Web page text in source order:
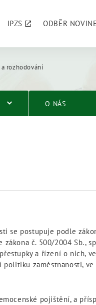
IPZS ODBĚR
rozhodování
O NÁS
se postupuje podle
č. 500/2004 Sb.,
a řízení o nich,
zaměstnanosti,
pojištění, a